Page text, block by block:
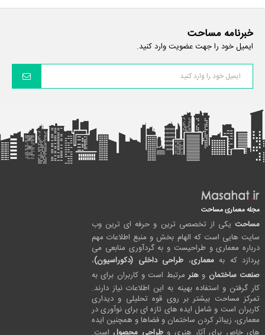
خبرنامه مساحت
ایمیل خود را جهت عضویت وارد کنید.
مجله معماری مساحت
مساحت یکی از تخصصی ترین و حرفه ای ترین وب
سایت هایی است که الهام بخش و منبع اطلاعات مهم
درباره معماری و طراحیست و به گردآوری منابعی می
پردازد که بهمعماری، طراحی داخلی (دکوراسیون)،
صنعت ساختمان و هنرمرتبط است و کاربران برای به
کار گرفتن و استفاده بهینه به این اطلاعات نیاز دارند.
تمرکز مساحت بیشتر بر روی قوه تحلیلی و دیداری
کاربران است و شامل ایده های تازه ای برای نوآوری در
معماری، زیباتر کردن ساختمان و فضاها و همچنین ایده